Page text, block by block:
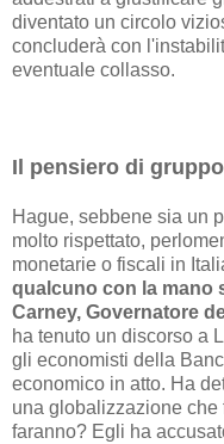
diventato un circolo
concluderà con
eventuale collasso.
Il pensiero di
Hague, sebbene sia un
molto rispettato,
monetarie o fiscali in
qualcuno con la mano
Carney, Governatore
ha tenuto un discorso a
gli economisti della
economico in atto. Ha
una globalizzazione che
faranno? Egli ha